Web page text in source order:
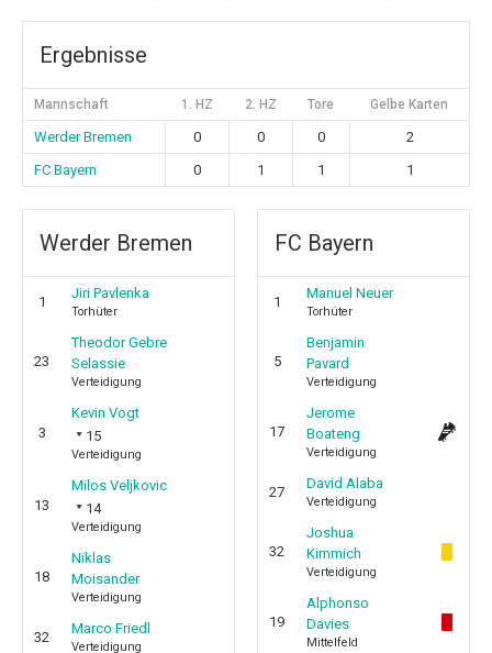
Ergebnisse
Mannschaft 1. HZ 2. HZ Tore Gelbe Karten
Werder Bremen 0 0 0
2
FC Bayern
0 1 1 1
Werder Bremen
1
Jiri Pavlenka
Torhüter
23
Theodor Gebre
Selassie
Verteidigung
3
Kevin Vogt
15
Verteidigung
13
Milos Veljkovic
14
Verteidigung
18
Niklas
Moisander
Verteidigung
32
Marco Friedl
Verteidigung
FC Bayern
1
Manuel Neuer
Torhüter
5
Benjamin
Pavard
Verteidigung
17
Jerome
Boateng
Verteidigung
27
David Alaba
Verteidigung
32
Joshua
Kimmich
Verteidigung
19
Alphonso
Davies
Mittelfeld